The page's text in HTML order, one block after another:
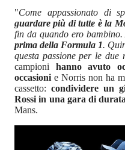
"Come appassionato di
guardare più di tutte è la
fin da quando ero bambino.
prima della Formula 1.
questa passione per le due
campioni hanno avuto
occasioni e Norris non ha
cassetto: condividere un
Rossi in una gara di durata
Mans.